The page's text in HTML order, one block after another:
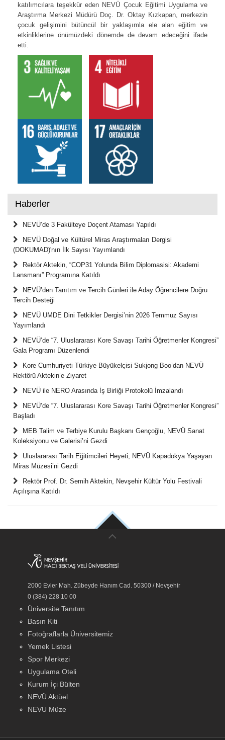
katılımcılara teşekkür eden NEVÜ Çocuk Eğitimi Uygulama ve
Araştırma Merkezi Müdürü Doç. Dr. Oktay Kızkapan, merkezin
çocuk gelişimini bütüncül bir yaklaşımla ele alan eğitim ve
etkinliklerine önümüzdeki dönemde de devam edeceğini ifade
etti.
Haberler
NEVÜ’de 3 Fakülteye Doçent Ataması Yapıldı
NEVÜ Doğal ve Kültürel Miras Araştırmaları Dergisi
(DOKUMAD)'nın İlk Sayısı Yayımlandı
Rektör Aktekin, “COP31 Yolunda Bilim Diplomasisi: Akademi
Lansmanı” Programına Katıldı
NEVÜ’den Tanıtım ve Tercih Günleri ile Aday Öğrencilere Doğru
Tercih Desteği
NEVÜ UMDE Dini Tetkikler Dergisi’nin 2026 Temmuz Sayısı
Yayımlandı
NEVÜ’de “7. Uluslararası Kore Savaşı Tarihi Öğretmenler Kongresi”
Gala Programı Düzenlendi
Kore Cumhuriyeti Türkiye Büyükelçisi Sukjong Boo’dan NEVÜ
Rektörü Aktekin’e Ziyaret
NEVÜ ile NERO Arasında İş Birliği Protokolü İmzalandı
NEVÜ’de “7. Uluslararası Kore Savaşı Tarihi Öğretmenler Kongresi”
Başladı
MEB Talim ve Terbiye Kurulu Başkanı Gençoğlu, NEVÜ Sanat
Koleksiyonu ve Galerisi’ni Gezdi
Uluslararası Tarih Eğitimcileri Heyeti, NEVÜ Kapadokya Yaşayan
Miras Müzesi’ni Gezdi
Rektör Prof. Dr. Semih Aktekin, Nevşehir Kültür Yolu Festivali
Açılışına Katıldı
2000 Evler Mah. Zübeyde Hanım Cad. 50300 / Nevşehir
0 (384) 228 10 00
Üniversite Tanıtım
Basın Kiti
Fotoğraflarla Üniversitemiz
Yemek Listesi
Spor Merkezi
Uygulama Oteli
Kurum İçi Bülten
NEVÜ Aktüel
NEVU Müze